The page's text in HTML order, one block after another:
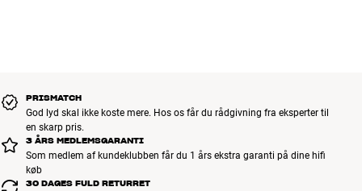
PRISMATCH
God lyd skal ikke koste mere. Hos os får du rådgivning fra eksperter til
en skarp pris.
3 ÅRS MEDLEMSGARANTI
Som medlem af kundeklubben får du 1 års ekstra garanti på dine hifi
køb
30 DAGES FULD RETURRET